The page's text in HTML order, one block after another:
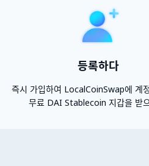
등록하다
즉시 가입하여 LocalCoinSwap에 계
무료 DAI Stablecoin 지갑을 받